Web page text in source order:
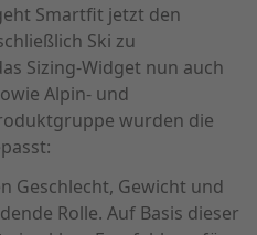
Smartfit jetzt den
Ski zu
Sizing-Widget nun auch
Alpin- und
wurden die
Geschlecht, Gewicht und
Rolle. Auf Basis dieser